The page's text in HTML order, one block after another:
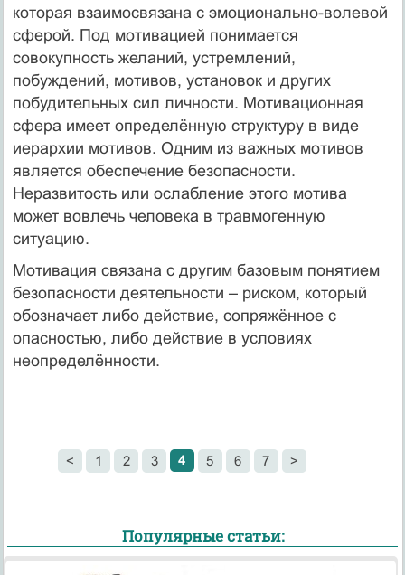
которая взаимосвязана с эмоционально-волевой
сферой. Под мотивацией понимается
совокупность желаний, устремлений,
побуждений, мотивов, установок и других
побудительных сил личности. Мотивационная
сфера имеет определённую структуру в виде
иерархии мотивов. Одним из важных мотивов
является обеспечение безопасности.
Неразвитость или ослабление этого мотива
может вовлечь человека в травмогенную
ситуацию.
Мотивация связана с другим базовым понятием
безопасности деятельности – риском, который
обозначает либо действие, сопряжённое с
опасностью, либо действие в условиях
неопределённости.
< 1 2 3 4 5 6 7 >
Популярные статьи: